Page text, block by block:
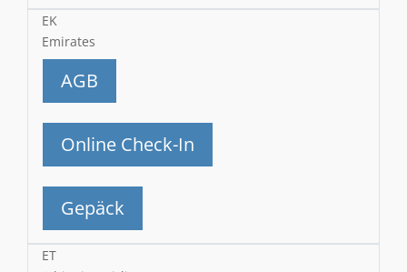
EK
Emirates
AGB
Online Check-In
Gepäck
ET